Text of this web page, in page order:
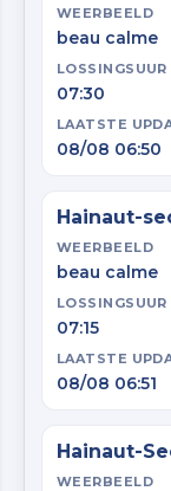
WEERBEELD
beau calme
LOSSINGSUUR
07:30
LAATSTE
08/08 06:50
Hainaut-
WEERBEELD
beau calme
LOSSINGSUUR
07:15
LAATSTE
08/08 06:51
Hainaut-
WEERBEELD